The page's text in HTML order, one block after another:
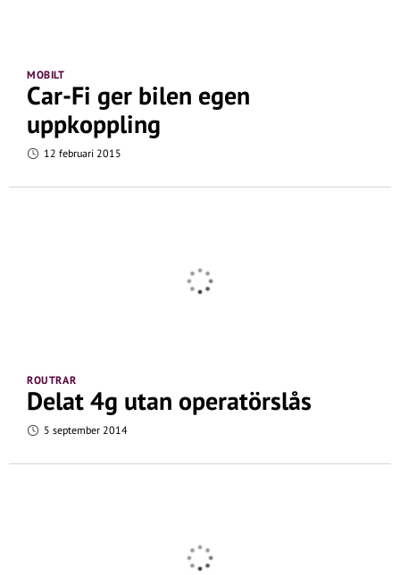
MOBILT
Car-Fi ger bilen egen
uppkoppling
12 februari 2015
ROUTRAR
Delat 4g utan operatörslås
5 september 2014